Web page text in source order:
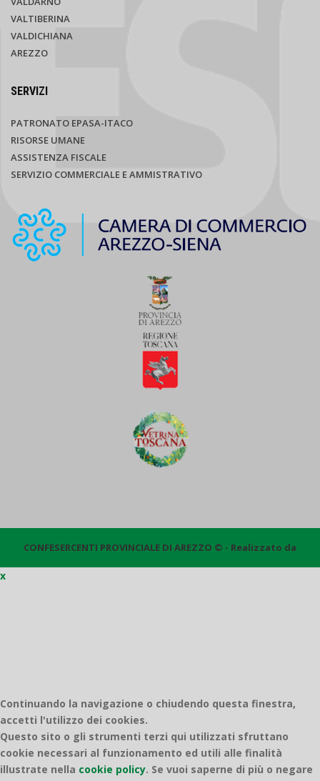
VALTIBERINA
VALDICHIANA
AREZZO
SERVIZI
PATRONATO EPASA-ITACO
RISORSE UMANE
ASSISTENZA FISCALE
SERVIZIO COMMERCIALE E AMMISTRATIVO
CONFESERCENTI PROVINCIALE DI AREZZO © - Realizzato da
x
Continuando la navigazione o chiudendo questa finestra,
accetti l'utilizzo dei cookies.
Questo sito o gli strumenti terzi qui utilizzati sfruttano
cookie necessari al funzionamento ed utili alle finalità
illustrate nella cookie policy. Se vuoi saperne di più o negare